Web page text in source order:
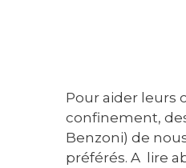
Pour aider leurs
confinement,
Benzoni) de
préférés. A lire